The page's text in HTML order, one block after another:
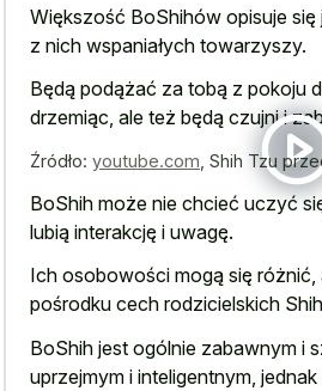
Większość BoShihów opisuje
z nich wspaniałych towarzyszy.
Będą podążać za tobą z pokoju
drzemiąc, ale też będą czujni i
Źródło: youtube.com Shih Tzu
BoShih może nie chcieć uczyć
lubią interakcję i uwagę.
Ich osobowości mogą się
pośrodku cech rodzicielskich
BoShih jest ogólnie zabawnym i
uprzejmym i inteligentnym,